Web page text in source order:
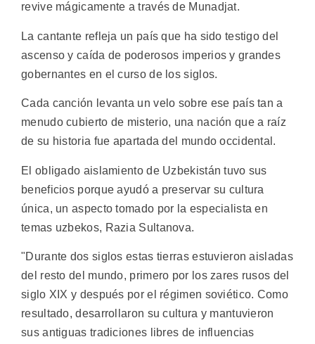
revive mágicamente a través de Munadjat.
La cantante refleja un país que ha sido testigo del
ascenso y caída de poderosos imperios y grandes
gobernantes en el curso de los siglos.
Cada canción levanta un velo sobre ese país tan a
menudo cubierto de misterio, una nación que a raíz
de su historia fue apartada del mundo occidental.
El obligado aislamiento de Uzbekistán tuvo sus
beneficios porque ayudó a preservar su cultura
única, un aspecto tomado por la especialista en
temas uzbekos, Razia Sultanova.
"Durante dos siglos estas tierras estuvieron aisladas
del resto del mundo, primero por los zares rusos del
siglo XIX y después por el régimen soviético. Como
resultado, desarrollaron su cultura y mantuvieron
sus antiguas tradiciones libres de influencias